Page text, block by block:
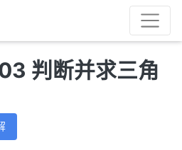
判断并求三角